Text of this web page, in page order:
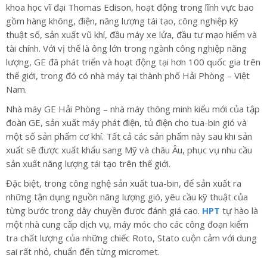
khoa học vĩ đại Thomas Edison, hoạt động trong lĩnh vực bao
gồm hàng không, điện, năng lượng tái tạo, công nghiệp kỹ
thuật số, sản xuất vũ khí, đầu máy xe lửa, đầu tư mạo hiểm và
tài chính. Với vị thế là ông lớn trong ngành công nghiệp năng
lượng, GE đã phát triển và hoạt động tại hơn 100 quốc gia trên
thế giới, trong đó có nhà máy tại thành phố Hải Phòng – Việt
Nam.
Nhà máy GE Hải Phòng – nhà máy thông minh kiểu mới của tập
đoàn GE, sản xuất máy phát điện, tủ điện cho tua-bin gió và
một số sản phẩm cơ khí. Tất cả các sản phẩm này sau khi sản
xuất sẽ được xuất khẩu sang Mỹ và châu Âu, phục vụ nhu cầu
sản xuất năng lượng tái tạo trên thế giới.
Đặc biệt, trong công nghệ sản xuất tua-bin, để sản xuất ra
những tận dụng nguồn năng lượng gió, yêu cầu kỹ thuật của
từng bước trong dây chuyền được đánh giá cao. HPT tự hào là
một nhà cung cấp dịch vụ, máy móc cho các công đoạn kiểm
tra chất lượng của những chiếc Roto, Stato cuộn cảm với dung
sai rất nhỏ, chuẩn đến từng micromet.